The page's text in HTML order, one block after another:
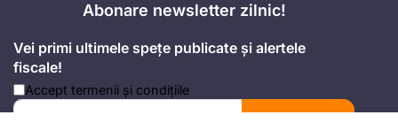
Abonare newsletter zilnic!
Vei primi ultimele spețe publicate și alertele
fiscale!
Accept termenii și condițiile